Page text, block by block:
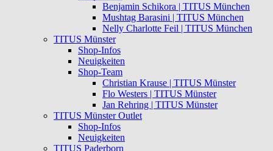
Benjamin Schikora | TITUS München
Mushtag Barasini | TITUS München
Nelly Charlotte Feil | TITUS München
TITUS Münster
Shop-Infos
Neuigkeiten
Shop-Team
Christian Krause | TITUS Münster
Flo Westers | TITUS Münster
Jan Rehring | TITUS Münster
TITUS Münster Outlet
Shop-Infos
Neuigkeiten
TITUS Paderborn